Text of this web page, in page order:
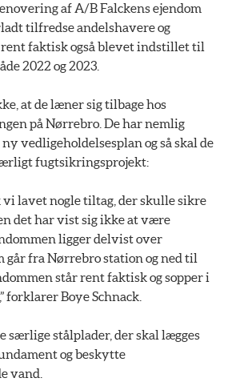
af A/B Falckens ejendom
tilfredse andelshavere og
rent faktisk også blevet indstillet til
2022 og 2023.
at de læner sig tilbage hos
på Nørrebro. De har nemlig
vedligeholdelsesplan og så skal de
fugtsikringsprojekt:
vi lavet nogle tiltag, der skulle sikre
det har vist sig ikke at være
ligger delvist over
går fra Nørrebro station og ned til
står rent faktisk og sopper i
forklarer Boye Schnack.
særlige stålplader, der skal lægges
og beskytte
vand.